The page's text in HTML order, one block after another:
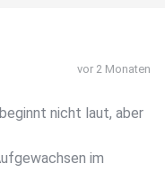
vor 2 Monaten
nicht laut, aber
im